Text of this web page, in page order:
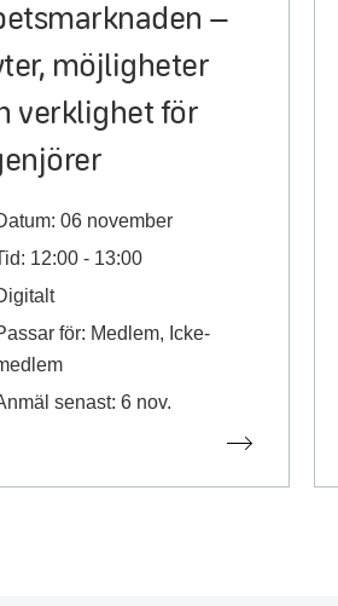
–
möjligheter
verklighet för
06 november
12:00 - 13:00
för: Medlem, Icke-
senast: 6 nov.